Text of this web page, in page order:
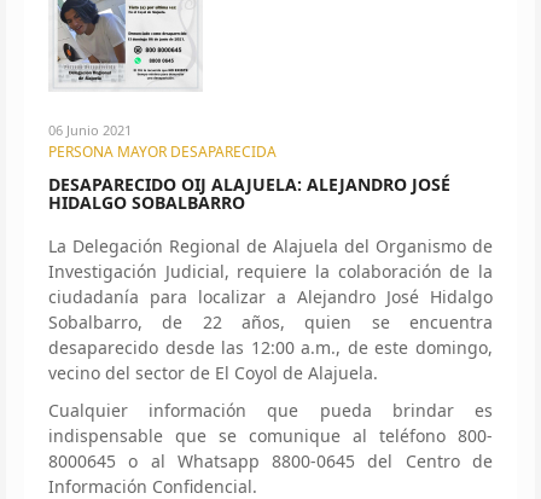
06 Junio 2021
PERSONA MAYOR DESAPARECIDA
DESAPARECIDO OIJ ALAJUELA: ALEJANDRO JOSÉ
HIDALGO SOBALBARRO
La Delegación Regional de Alajuela del Organismo de
Investigación Judicial, requiere la colaboración de la
ciudadanía para localizar a Alejandro José Hidalgo
Sobalbarro, de 22 años, quien se encuentra
desaparecido desde las 12:00 a.m., de este domingo,
vecino del sector de El Coyol de Alajuela.
Cualquier información que pueda brindar es
indispensable que se comunique al teléfono 800-
8000645 o al Whatsapp 8800-0645 del Centro de
Información Confidencial.